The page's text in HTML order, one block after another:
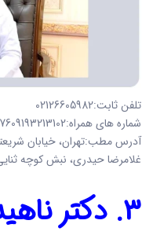
تلفن ثابت:02126605982
شماره های همراه:0902059057609193213102
آدرس مطب:تهران، خیابان
غلامرضا حیدری، نبش کوچه
3. دکتر ناهید صفری